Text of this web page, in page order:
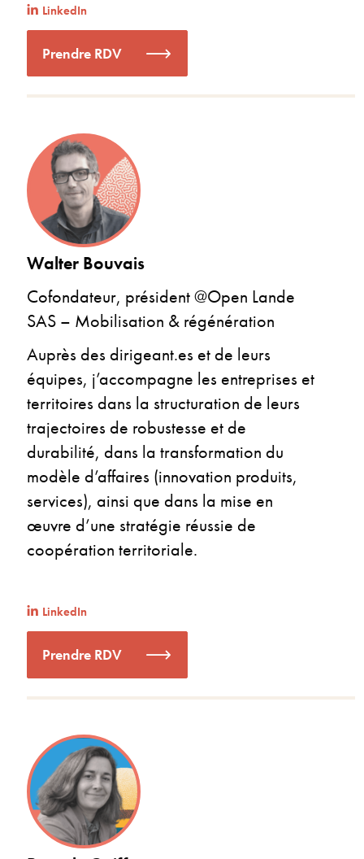
LinkedIn
Prendre RDV
Walter Bouvais
Cofondateur, président @Open Lande
SAS – Mobilisation & régénération
Auprès des dirigeant.es et de leurs
équipes, j’accompagne les entreprises et
territoires dans la structuration de leurs
trajectoires de robustesse et de
durabilité, dans la transformation du
modèle d’affaires (innovation produits,
services), ainsi que dans la mise en
œuvre d’une stratégie réussie de
coopération territoriale.
LinkedIn
Prendre RDV